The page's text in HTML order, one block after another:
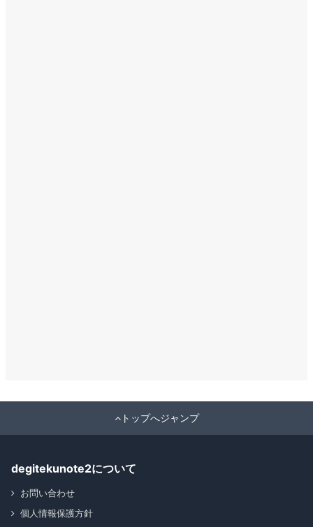
トップへジャンプ
degitekunote2について
お問い合わせ
個人情報保護方針